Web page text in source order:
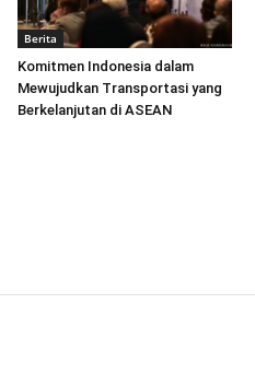
Berita
Komitmen Indonesia dalam
Mewujudkan Transportasi yang
Berkelanjutan di ASEAN